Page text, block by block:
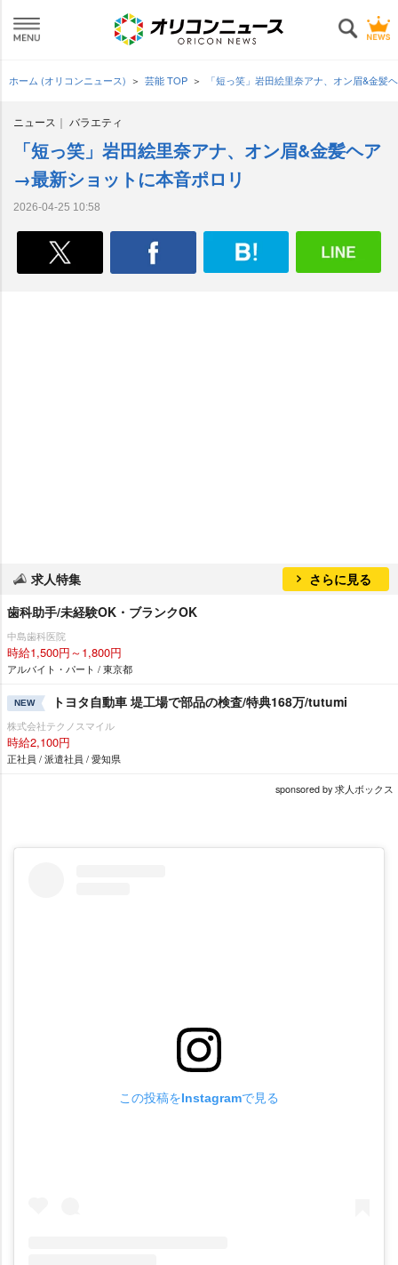
ホーム (オリコンニュース) 芸能 TOP 「短っ笑」岩田絵里奈アナ、オン眉&金
ニュース バラエティ
「短っ笑」岩田絵里奈アナ、オン眉&金髪ヘア
→最新ショットに本音ポロリ
2026-04-25 10:58
求人特集
さらに見る
歯科助手/未経験OK・ブランクOK
中島歯科医院
時給1,500円～1,800円
アルバイト・パート / 東京都
NEW トヨタ自動車 堤工場で部品の検査/特典168万/tutumi
株式会社テクノスマイル
時給2,100円
正社員 / 派遣社員 / 愛知県
sponsored by 求人ボックス
この投稿をInstagramで見る